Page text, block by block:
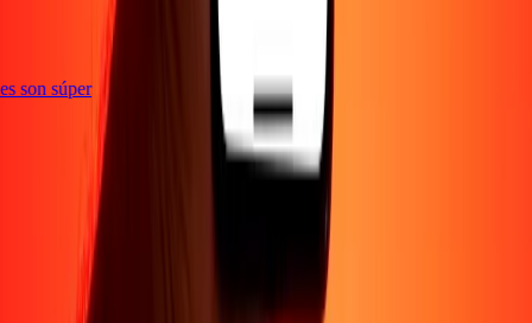
son súper
Blog Corporativo